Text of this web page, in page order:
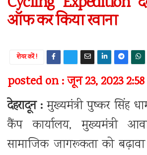
ऑफ कर किया रवाना
शेयर करें !
posted on : जून 23, 2023 2:58
देहरादून : मुख्यमंत्री पुष्कर सिंह
कैंप कार्यालय, मुख्यमंत्री
सामाजिक जागरूकता को बढ़ावा